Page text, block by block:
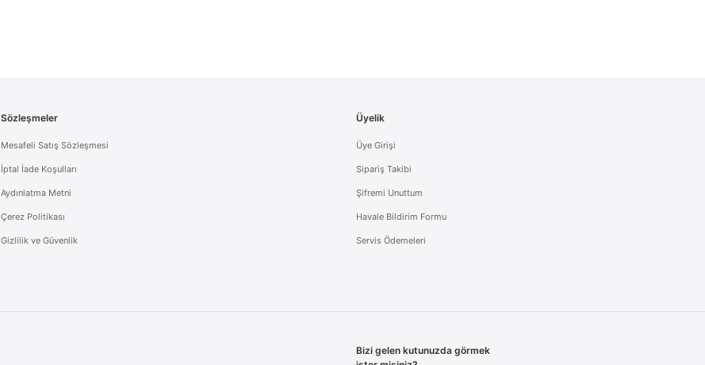
Sözleşmeler
Mesafeli Satış Sözleşmesi
İptal İade Koşulları
Aydınlatma Metni
Çerez Politikası
Gizlilik ve Güvenlik
Üyelik
Üye Girişi
Sipariş Takibi
Şifremi Unuttum
Havale Bildirim Formu
Servis Ödemeleri
Bizi gelen kutunuzda görmek